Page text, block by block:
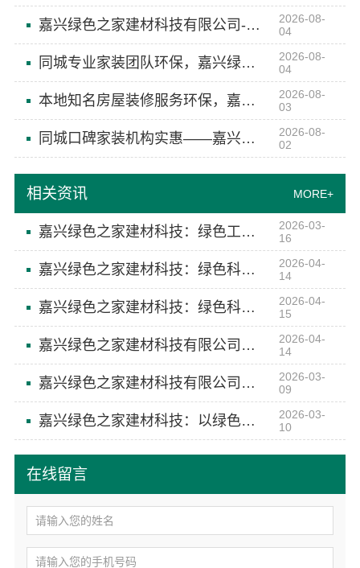
在线留言
嘉兴绿色之家建材科技有限公司-本地知名房屋装修服务环保
2026-08-
04
同城专业家装团队环保，嘉兴绿色之家建材科技有限公司全包服务
2026-08-
04
本地知名房屋装修服务环保，嘉兴绿色之家建材科技有限公司
2026-08-
03
同城口碑家装机构实惠——嘉兴绿色之家建材科技有限公司
2026-08-
02
相关资讯 MORE+
嘉兴绿色之家建材科技：绿色工厂孕育空间美学
2026-03-
16
嘉兴绿色之家建材科技：绿色科技赋能高端定制空间
2026-04-
14
嘉兴绿色之家建材科技：绿色科技赋能空间美学
2026-04-
15
嘉兴绿色之家建材科技有限公司：绿色之家，为您定制理想空间
2026-04-
14
嘉兴绿色之家建材科技有限公司：绿色智造 美学空间从这里开始
2026-03-
09
嘉兴绿色之家建材科技：以绿色科技定义空间美学新高度
2026-03-
10